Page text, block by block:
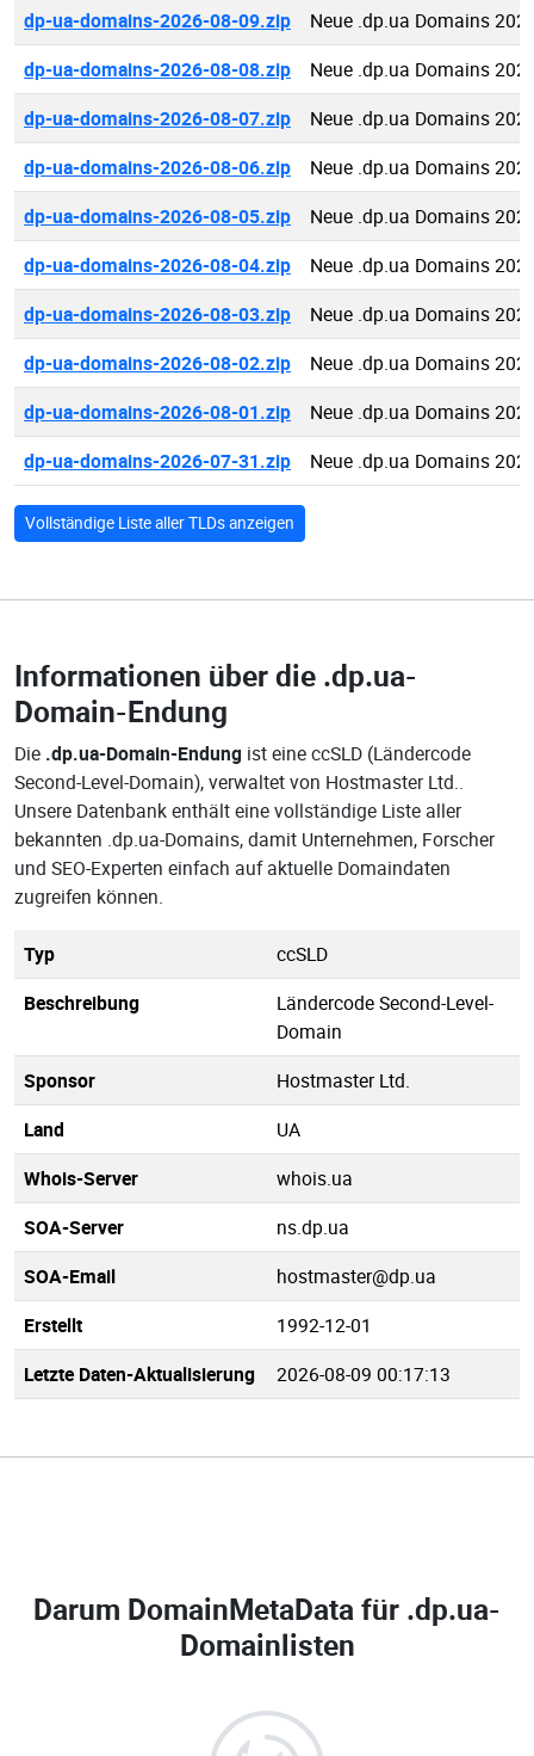
dp-ua-domains-2026-08-09.zip
Neue .dp.ua Domains
dp-ua-domains-2026-08-08.zip
Neue .dp.ua Domains
dp-ua-domains-2026-08-07.zip
Neue .dp.ua Domains
dp-ua-domains-2026-08-06.zip
Neue .dp.ua Domains
dp-ua-domains-2026-08-05.zip
Neue .dp.ua Domains
dp-ua-domains-2026-08-04.zip
Neue .dp.ua Domains
dp-ua-domains-2026-08-03.zip
Neue .dp.ua Domains
dp-ua-domains-2026-08-02.zip
Neue .dp.ua Domains
dp-ua-domains-2026-08-01.zip
Neue .dp.ua Domains
dp-ua-domains-2026-07-31.zip
Neue .dp.ua Domains
Vollständige Liste aller TLDs anzeigen
Informationen über die .dp.ua-
Domain-Endung
Die .dp.ua-Domain-Endung ist eine ccSLD (Ländercode
Second-Level-Domain), verwaltet von Hostmaster Ltd..
Unsere Datenbank enthält eine vollständige Liste aller
bekannten .dp.ua-Domains, damit Unternehmen, Forscher
und SEO-Experten einfach auf aktuelle Domaindaten
zugreifen können.
Typ
ccSLD
Beschreibung
Ländercode Second-Level-
Domain
Sponsor
Hostmaster Ltd.
Land
UA
Whois-Server
whois.ua
SOA-Server
ns.dp.ua
SOA-Email
hostmaster@dp.ua
Erstellt
1992-12-01
Letzte Daten-Aktualisierung
2026-08-09 00:17:13
Darum DomainMetaData für .dp.ua-
Domainlisten